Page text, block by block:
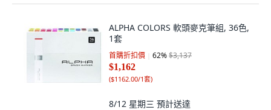
ALPHA COLORS 軟頭麥克筆組, 36色,
1套
首購折扣價 62%$3,137
$1,162
($1162.00/1套)
8/12 星期三 預計送達